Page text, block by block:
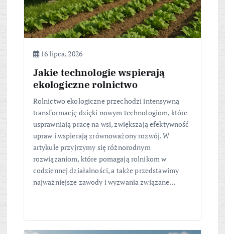
16 lipca, 2026
Jakie technologie wspierają
ekologiczne rolnictwo
Rolnictwo ekologiczne przechodzi intensywną
transformację dzięki nowym technologiom, które
usprawniają pracę na wsi, zwiększają efektywność
upraw i wspierają zrównoważony rozwój. W
artykule przyjrzymy się różnorodnym
rozwiązaniom, które pomagają rolnikom w
codziennej działalności, a także przedstawimy
najważniejsze zawody i wyzwania związane…